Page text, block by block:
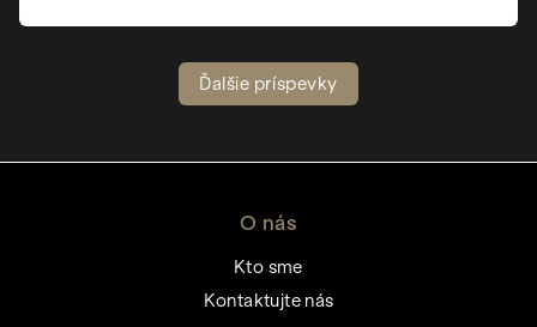
Ďalšie príspevky
O nás
Kto sme
Kontaktujte nás